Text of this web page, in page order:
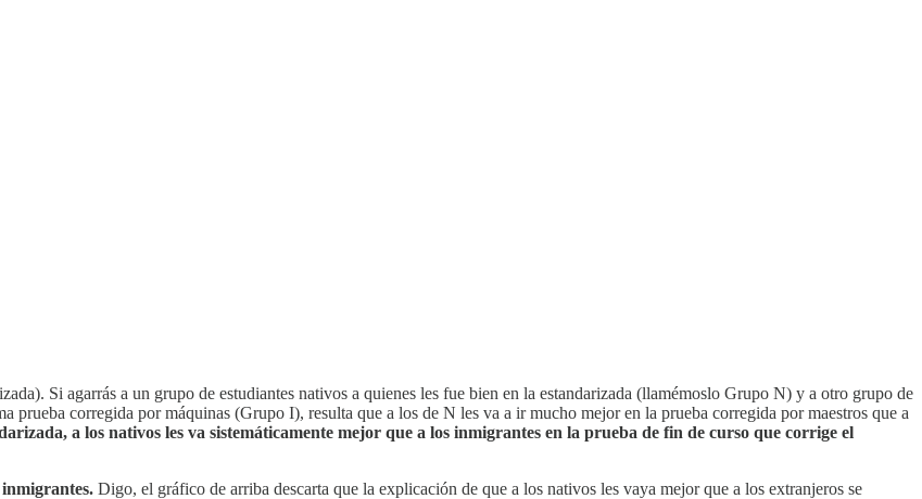
Si agarrás a un grupo de estudiantes nativos a quienes les fue bien en la estandarizada (llamémoslo Grupo N) y a otro grupo de
prueba corregida por máquinas (Grupo I), resulta que a los de N les va a ir mucho mejor en la prueba corregida por maestros que a
a los nativos les va sistemáticamente mejor que a los inmigrantes en la prueba de fin de curso que corrige el
Digo, el gráfico de arriba descarta que la explicación de que a los nativos les vaya mejor que a los extranjeros se